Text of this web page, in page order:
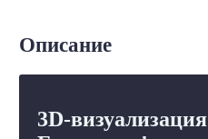
Описание
3D-визуализация